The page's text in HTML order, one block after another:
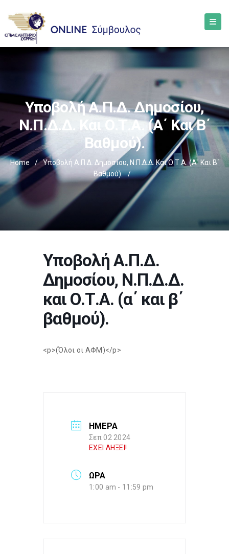
Υποβολή Α.Π.Δ. Δημοσίου,
Ν.Π.Δ.Δ. Και Ο.Τ.Α. (α΄ Και Β΄
Βαθμού).
Home /
Υποβολή Α.Π.Δ. Δημοσίου, Ν.Π.Δ.Δ. Και Ο.Τ.Α. (α΄ Και Β΄
Βαθμού).
/
Υποβολή Α.Π.Δ.
Δημοσίου, Ν.Π.Δ.Δ.
και Ο.Τ.Α. (α΄ και β΄
βαθμού).
<p>(Όλοι οι ΑΦΜ)</p>
ΗΜΕΡΑ
Σεπ 02 2024
ΕΧΕΙ ΛΗΞΕΙ!
ΩΡΑ
1:00 am - 11:59 pm